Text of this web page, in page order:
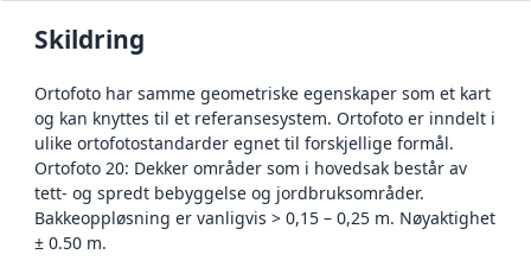
Skildring
Ortofoto har samme geometriske egenskaper som et kart
og kan knyttes til et referansesystem. Ortofoto er inndelt i
ulike ortofotostandarder egnet til forskjellige formål.
Ortofoto 20: Dekker områder som i hovedsak består av
tett- og spredt bebyggelse og jordbruksområder.
Bakkeoppløsning er vanligvis > 0,15 – 0,25 m. Nøyaktighet
± 0.50 m.